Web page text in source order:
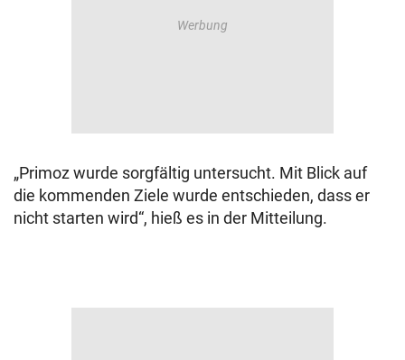
„Primoz wurde sorgfältig untersucht. Mit Blick auf
die kommenden Ziele wurde entschieden, dass er
nicht starten wird“, hieß es in der Mitteilung.